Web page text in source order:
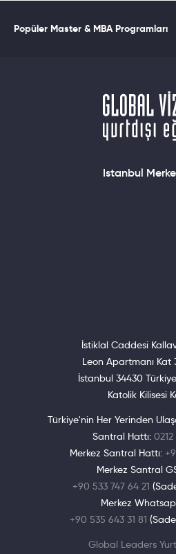
Popüler Master & MBA Programları
Istanbul
İstiklal Caddesi
Leon Apartmanı Kat
İstanbul 34430
Katolik Kilisesi
Türkiye'nin Her Yerinden
Santral Hattı:
Merkez Santral Hattı:
Merkez Santral
+90 533 747 64 21
Merkez
+90 535 643 31 81
Global Leaders